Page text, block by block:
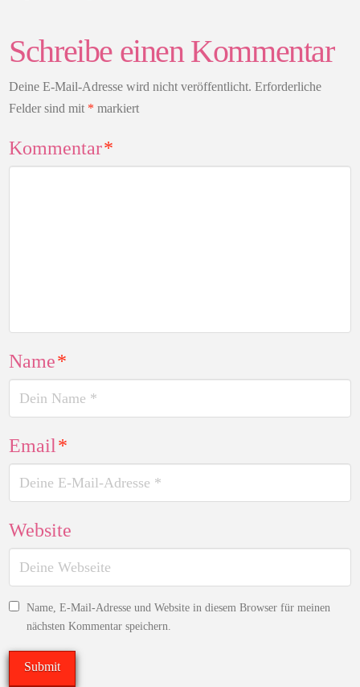
Schreibe einen Kommentar
Deine E-Mail-Adresse wird nicht veröffentlicht. Erforderliche
Felder sind mit * markiert
Kommentar*
Name*
Email*
Website
Name, E-Mail-Adresse und Website in diesem Browser für meinen
nächsten Kommentar speichern.